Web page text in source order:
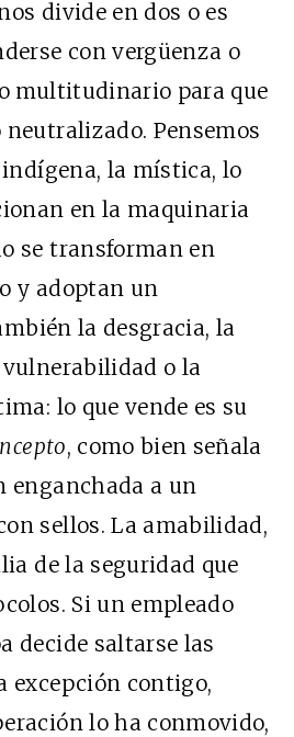
divide en dos o es
con vergüenza o
multitudinario para que
neutralizado. Pensemos
la mística, lo
en la maquinaria
se transforman en
y adoptan un
la desgracia, la
o la
lo que vende es su
, como bien señala
enganchada a un
sellos. La amabilidad,
de la seguridad que
Si un empleado
decide saltarse las
excepción contigo,
lo ha conmovido,